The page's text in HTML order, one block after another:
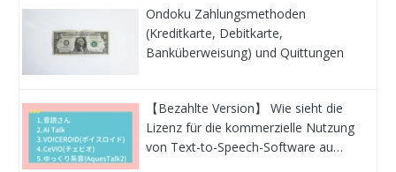
Ondoku Zahlungsmethoden
(Kreditkarte, Debitkarte,
Banküberweisung) und Quittungen
【Bezahlte Version】 Wie sieht die
Lizenz für die kommerzielle Nutzung
von Text-to-Speech-Software au…